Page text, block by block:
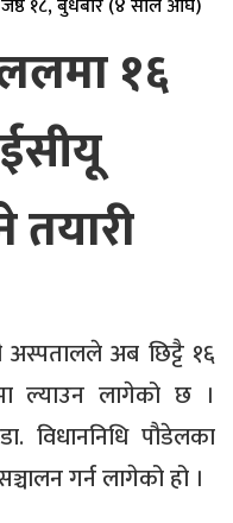
१८, बुधबार (४ साल अघि)
१६
अस्पतालले अब छिट्टै १६
ल्याउन लागेको छ ।
विधाननिधि पौडेलका
गर्न लागेको हो ।